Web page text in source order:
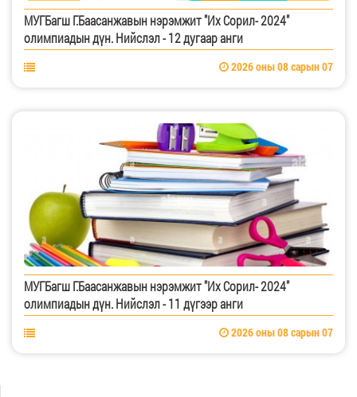
МУГБагш Г.Баасанжавын нэрэмжит "Их Сорил- 2024"
олимпиадын дүн. Нийслэл - 12 дугаар анги
2026 оны 08 сарын 07
МУГБагш Г.Баасанжавын нэрэмжит "Их Сорил- 2024"
олимпиадын дүн. Нийслэл - 11 дүгээр анги
2026 оны 08 сарын 07